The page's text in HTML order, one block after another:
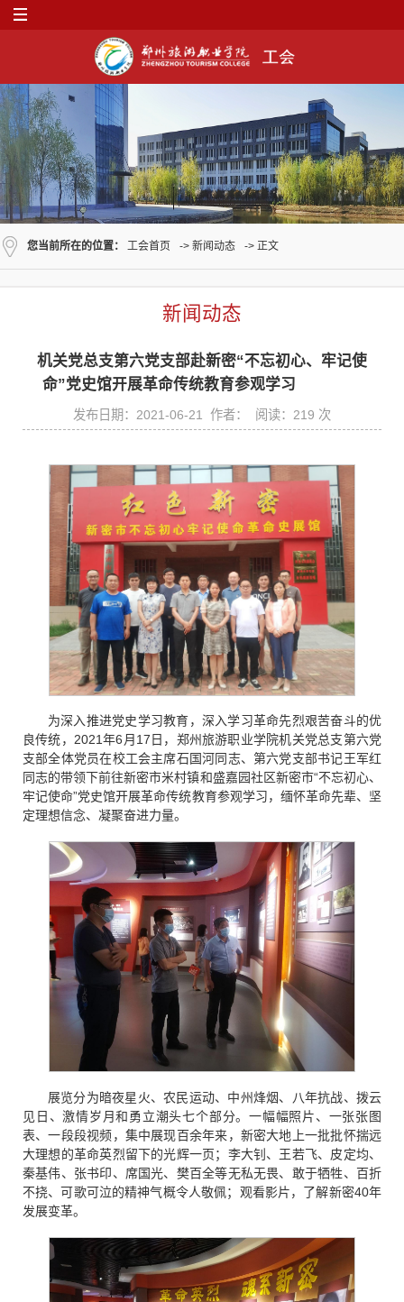
您当前所在的位置： 工会首页 -> 新闻动态 -> 正文
新闻动态
机关党总支第六党支部赴新密“不忘初心、牢记使
命”党史馆开展革命传统教育参观学习
发布日期：2021-06-21 作者： 阅读： 219 次
为深入推进党史学习教育，深入学习革命先烈艰苦奋斗的优
良传统，2021年6月17日，郑州旅游职业学院机关党总支第六党
支部全体党员在校工会主席石国河同志、第六党支部书记王军红
同志的带领下前往新密市米村镇和盛嘉园社区新密市“不忘初心、
牢记使命”党史馆开展革命传统教育参观学习，缅怀革命先辈、坚
定理想信念、凝聚奋进力量。
展览分为暗夜星火、农民运动、中州烽烟、八年抗战、拨云
见日、激情岁月和勇立潮头七个部分。一幅幅照片、一张张图
表、一段段视频，集中展现百余年来，新密大地上一批批怀揣远
大理想的革命英烈留下的光辉一页；李大钊、王若飞、皮定均、
秦基伟、张书印、席国光、樊百全等无私无畏、敢于牺牲、百折
不挠、可歌可泣的精神气概令人敬佩；观看影片，了解新密40年
发展变革。